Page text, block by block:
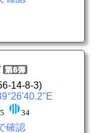
14-8-3)
34
確認